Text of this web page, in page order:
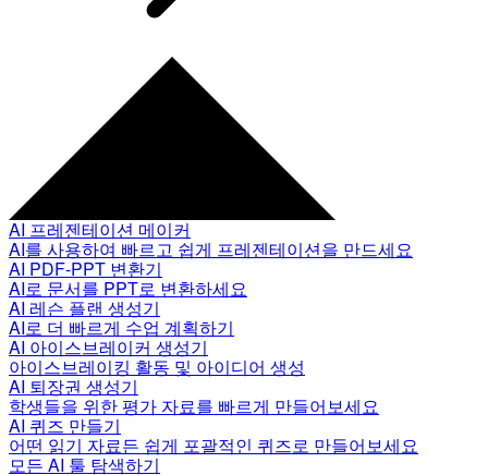
AI 프레젠테이션 메이커
AI를 사용하여 빠르고 쉽게 프레젠테이션을 만드세요
AI PDF-PPT 변환기
AI로 문서를 PPT로 변환하세요
AI 레슨 플랜 생성기
AI로 더 빠르게 수업 계획하기
AI 아이스브레이커 생성기
아이스브레이킹 활동 및 아이디어 생성
AI 퇴장권 생성기
학생들을 위한 평가 자료를 빠르게 만들어보세요
AI 퀴즈 만들기
어떤 읽기 자료든 쉽게 포괄적인 퀴즈로 만들어보세요
모든 AI 툴 탐색하기